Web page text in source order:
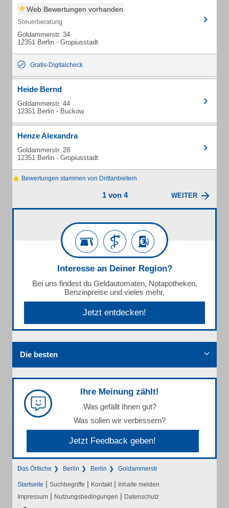
Web Bewertungen vorhanden
Steuerberatung
Goldammerstr. 34
12351 Berlin - Gropiusstadt
Gratis-Digitalcheck
Heide Bernd
Goldammerstr. 44
12351 Berlin - Buckow
Henze Alexandra
Goldammerstr. 28
12351 Berlin - Gropiusstadt
Bewertungen stammen von Drittanbietern
1 von 4 WEITER
Interesse an Deiner Region?
Bei uns findest du Geldautomaten, Notapotheken,
Benzinpreise und vieles mehr.
Jetzt entdecken!
Die besten
Ihre Meinung zählt!
Was gefällt Ihnen gut?
Was sollen wir verbessern?
Jetzt Feedback geben!
Das Örtliche Berlin Berlin Goldammerstr
Startseite | Suchbegriffe | Kontakt | Inhalte melden
Impressum | Nutzungsbedingungen | Datenschutz